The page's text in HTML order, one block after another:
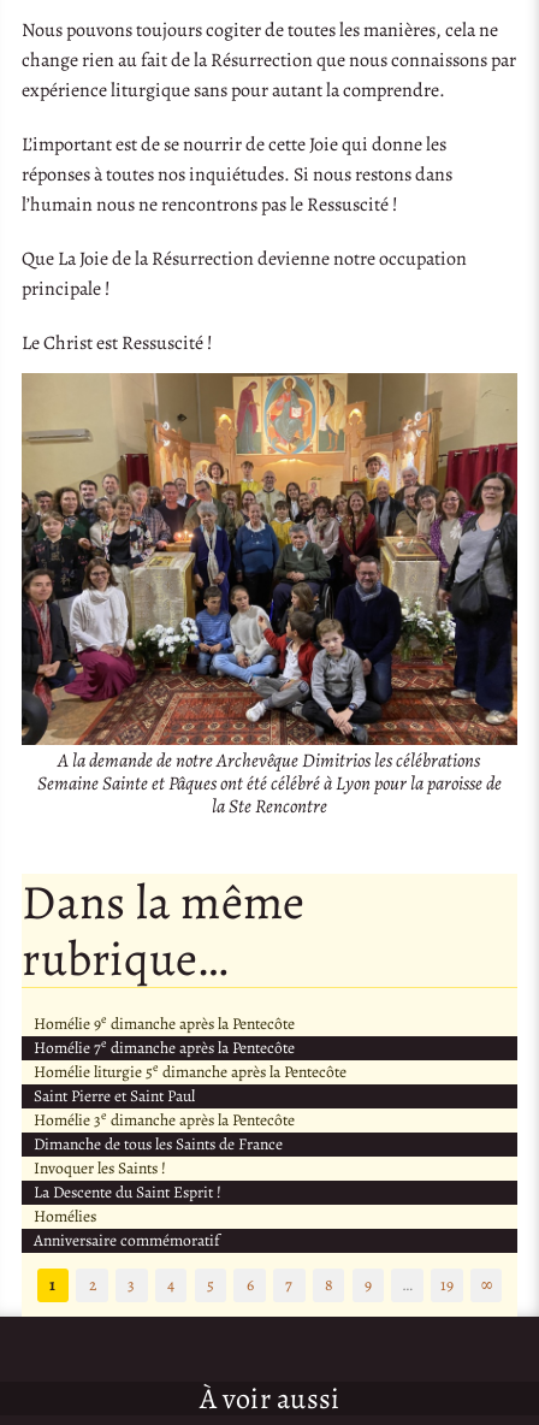
Nous pouvons toujours cogiter de toutes les manières, cela ne
change rien au fait de la Résurrection que nous connaissons par
expérience liturgique sans pour autant la comprendre.
L’important est de se nourrir de cette Joie qui donne les
réponses à toutes nos inquiétudes. Si nous restons dans
l’humain nous ne rencontrons pas le Ressuscité !
Que La Joie de la Résurrection devienne notre occupation
principale !
Le Christ est Ressuscité !
A la demande de notre Archevêque Dimitrios les célébrations
Semaine Sainte et Pâques ont été célébré à Lyon pour la paroisse de
la Ste Rencontre
Dans la même
rubrique…
Homélie 9e dimanche après la Pentecôte
Homélie 7e dimanche après la Pentecôte
Homélie liturgie 5e dimanche après la Pentecôte
Saint Pierre et Saint Paul
Homélie 3e dimanche après la Pentecôte
Dimanche de tous les Saints de France
Invoquer les Saints !
La Descente du Saint Esprit !
Homélies
Anniversaire commémoratif
1
2 3 4 5 6 7 8 9 … 19 ∞
À voir aussi